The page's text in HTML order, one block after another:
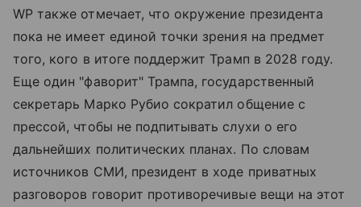
WP также отмечает, что окружение президента
пока не имеет единой точки зрения на предмет
того, кого в итоге поддержит Трамп в 2028 году.
Еще один "фаворит" Трампа, государственный
секретарь Марко Рубио сократил общение с
прессой, чтобы не подпитывать слухи о его
дальнейших политических планах. По словам
источников СМИ, президент в ходе приватных
разговоров говорит противоречивые вещи на этот